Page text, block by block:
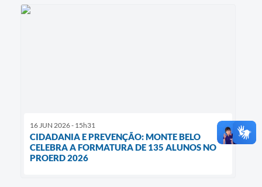
16 JUN 2026 - 15h31
CIDADANIA E PREVENÇÃO: MONTE BELO
CELEBRA A FORMATURA DE 135 ALUNOS NO
PROERD 2026